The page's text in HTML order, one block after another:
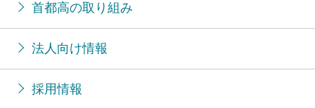
首都高の取り組み
法人向け情報
採用情報